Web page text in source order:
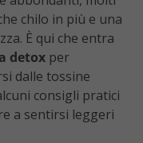
chilo in più e una
È qui che entra
detox per
dalle tossine
consigli pratici
a sentirsi leggeri